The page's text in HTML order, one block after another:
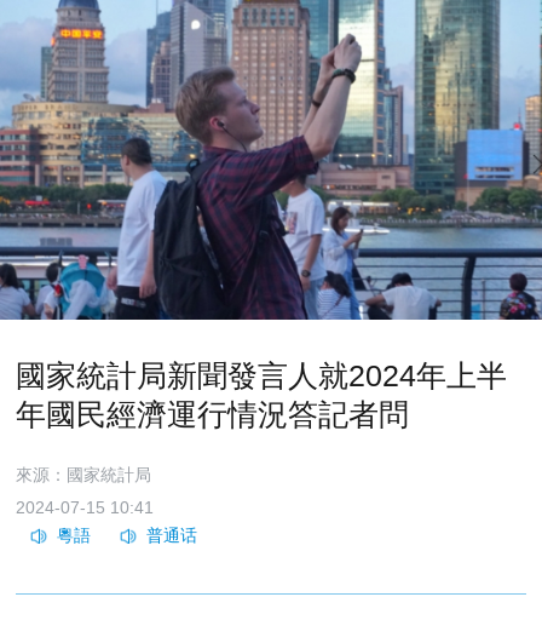
國家統計局新聞發言人就2024年上半
年國民經濟運行情況答記者問
來源：國家統計局
2024-07-15 10:41